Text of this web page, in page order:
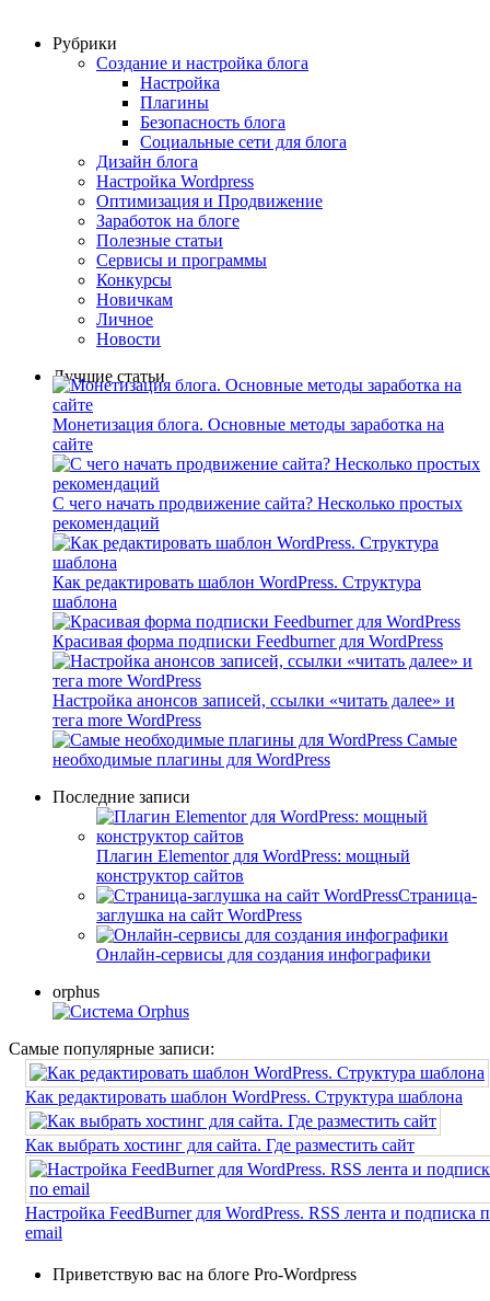
Рубрики
Создание и настройка блога
Настройка
Плагины
Безопасность блога
Социальные сети для блога
Дизайн блога
Настройка Wordpress
Оптимизация и Продвижение
Заработок на блоге
Полезные статьи
Сервисы и программы
Конкурсы
Новичкам
Личное
Новости
Лучшие статьи
Монетизация блога. Основные методы заработка на
сайте
С чего начать продвижение сайта? Несколько простых
рекомендаций
Как редактировать шаблон WordPress. Структура
шаблона
Красивая форма подписки Feedburner для WordPress
Настройка анонсов записей, ссылки «читать далее» и
тега more WordPress
Самые
необходимые плагины для WordPress
Последние записи
Плагин Elementor для WordPress: мощный
конструктор сайтов
Cтраница-
заглушка на сайт WordPress
Онлайн-сервисы для создания инфографики
orphus
Самые популярные записи:
Как редактировать шаблон WordPress. Структура шаблона
Как выбрать хостинг для сайта. Где разместить сайт
Настройка FeedBurner для WordPress. RSS лента и подписка
email
Приветствую вас на блоге Pro-Wordpress